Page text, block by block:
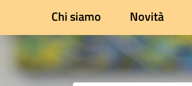
Chi siamo Novità